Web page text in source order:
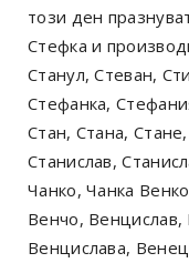
този ден
Стефка и
Станул, Стеван,
Стефанка,
Стан, Стана,
Станислав,
Чанко, Чанка
Венчо, Венцислав,
Венцислава,